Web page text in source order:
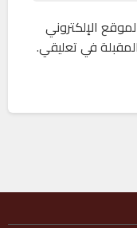
الإلكتروني
في تعليقي.